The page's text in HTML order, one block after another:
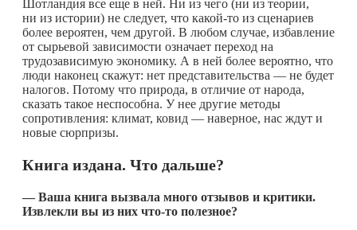
Шотландия все еще в ней. Ни из чего (ни из теории,
ни из истории) не следует, что какой-то из сценариев
более вероятен, чем другой. В любом случае, избавление
от сырьевой зависимости означает переход на
трудозависимую экономику. А в ней более вероятно, что
люди наконец скажут: нет представительства — не будет
налогов. Потому что природа, в отличие от народа,
сказать такое неспособна. У нее другие методы
сопротивления: климат, ковид — наверное, нас ждут и
новые сюрпризы.
Книга издана. Что дальше?
— Ваша книга вызвала много отзывов и критики.
Извлекли вы из них что-то полезное?